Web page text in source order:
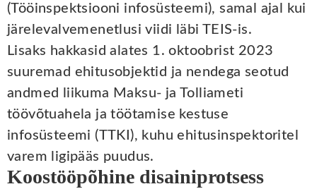
(Tööinspektsiooni infosüsteemi), samal ajal kui
järelevalvemenetlusi viidi läbi TEIS-is.
Lisaks hakkasid alates 1. oktoobrist 2023
suuremad ehitusobjektid ja nendega seotud
andmed liikuma Maksu- ja Tolliameti
töövõtuahela ja töötamise kestuse
infosüsteemi (TTKI), kuhu ehitusinspektoritel
varem ligipääs puudus.
Koostööpõhine disainiprotsess